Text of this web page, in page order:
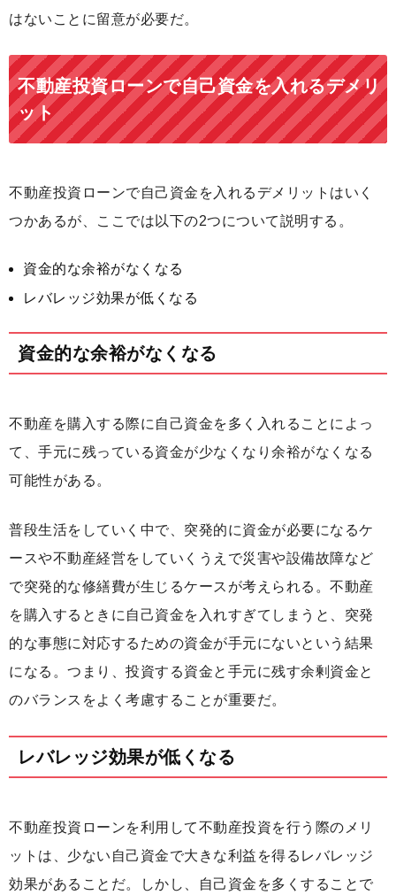
はないことに留意が必要だ。
不動産投資ローンで自己資金を入れるデメリ
ット
不動産投資ローンで自己資金を入れるデメリットはいく
つかあるが、ここでは以下の2つについて説明する。
資金的な余裕がなくなる
レバレッジ効果が低くなる
資金的な余裕がなくなる
不動産を購入する際に自己資金を多く入れることによっ
て、手元に残っている資金が少なくなり余裕がなくなる
可能性がある。
普段生活をしていく中で、突発的に資金が必要になるケ
ースや不動産経営をしていくうえで災害や設備故障など
で突発的な修繕費が生じるケースが考えられる。不動産
を購入するときに自己資金を入れすぎてしまうと、突発
的な事態に対応するための資金が手元にないという結果
になる。つまり、投資する資金と手元に残す余剰資金と
のバランスをよく考慮することが重要だ。
レバレッジ効果が低くなる
不動産投資ローンを利用して不動産投資を行う際のメリ
ットは、少ない自己資金で大きな利益を得るレバレッジ
効果があることだ。しかし、自己資金を多くすることで